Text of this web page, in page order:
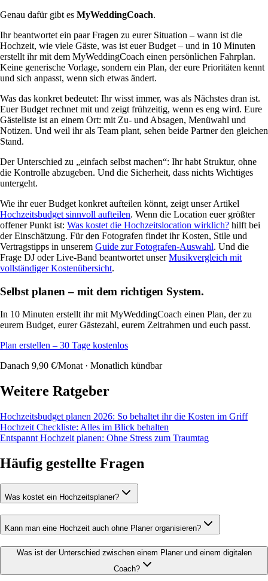
Genau dafür gibt es MyWeddingCoach.
Ihr beantwortet ein paar Fragen zu eurer Situation – wann ist die
Hochzeit, wie viele Gäste, was ist euer Budget – und in 10 Minuten
erstellt ihr mit dem MyWeddingCoach einen persönlichen Fahrplan.
Keine generische Vorlage, sondern ein Plan, der eure Prioritäten kennt
und sich anpasst, wenn sich etwas ändert.
Was das konkret bedeutet: Ihr wisst immer, was als Nächstes dran ist.
Euer Budget rechnet mit und zeigt frühzeitig, wenn es eng wird. Eure
Gästeliste ist an einem Ort: mit Zu- und Absagen, Menüwahl und
Notizen. Und weil ihr als Team plant, sehen beide Partner den gleichen
Stand.
Der Unterschied zu „einfach selbst machen“: Ihr habt Struktur, ohne
die Kontrolle abzugeben. Und die Sicherheit, dass nichts Wichtiges
untergeht.
Wie ihr euer Budget konkret aufteilen könnt, zeigt unser Artikel
Hochzeitsbudget sinnvoll aufteilen. Wenn die Location euer größter
offener Punkt ist: Was kostet die Hochzeitslocation wirklich? hilft bei
der Einschätzung. Für den Fotografen findet ihr Kosten, Stile und
Vertragstipps in unserem Guide zur Fotografen-Auswahl. Und die
Frage DJ oder Live-Band beantwortet unserMusikvergleich mit
vollständiger Kostenübersicht.
Selbst planen – mit dem richtigen System.
In 10 Minuten erstellt ihr mit MyWeddingCoach einen Plan, der zu
eurem Budget, eurer Gästezahl, eurem Zeitrahmen und euch passt.
Plan erstellen – 30 Tage kostenlos
Danach 9,90 €/Monat · Monatlich kündbar
Weitere Ratgeber
Hochzeitsbudget planen 2026: So behaltet ihr die Kosten im Griff
Hochzeit Checkliste: Alles im Blick behalten
Entspannt Hochzeit planen: Ohne Stress zum Traumtag
Häufig gestellte Fragen
Was kostet ein Hochzeitsplaner?
Kann man eine Hochzeit auch ohne Planer organisieren?
Was ist der Unterschied zwischen einem Planer und einem digitalen
Coach?